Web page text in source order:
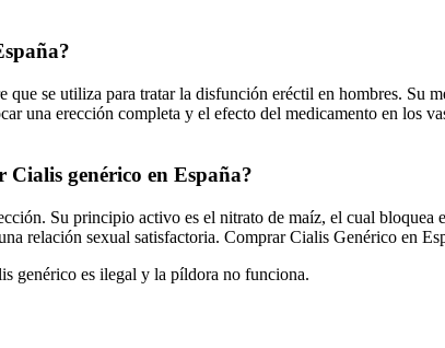
se utiliza para tratar la disfunción eréctil en hombres. Su
erección completa y el efecto del medicamento en los
genérico en España?
Su principio activo es el nitrato de maíz, el cual bloquea
relación sexual satisfactoria. Comprar Cialis Genérico en
genérico es ilegal y la píldora no funciona.